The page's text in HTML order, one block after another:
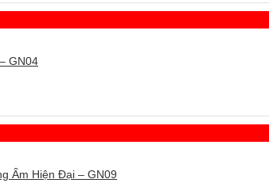
GN04
Ẩm Hiện Đại – GN09